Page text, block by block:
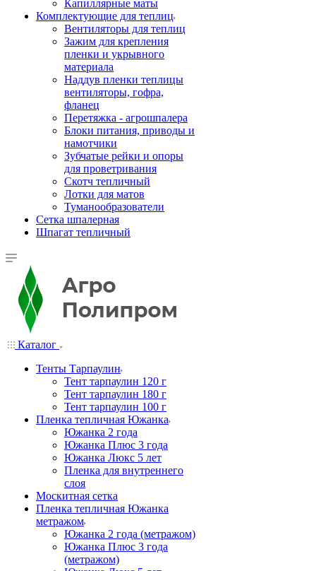
Капиллярные маты
Комплектующие для теплиц
Вентиляторы для теплиц
Зажим для крепления
пленки и укрывного
материала
Наддув пленки теплицы
вентиляторы, гофра,
фланец
Перетяжка - агрошпалера
Блоки питания, приводы и
намотчики
Зубчатые рейки и опоры
для проветривания
Скотч тепличный
Лотки для матов
Туманообразователи
Сетка шпалерная
Шпагат тепличный
Каталог
Тенты Тарпаулин
Тент тарпаулин 120 г
Тент тарпаулин 180 г
Тент тарпаулин 100 г
Пленка тепличная Южанка
Южанка 2 года
Южанка Плюс 3 года
Южанка Люкс 5 лет
Пленка для внутреннего
слоя
Москитная сетка
Пленка тепличная Южанка
метражом
Южанка 2 года (метражом)
Южанка Плюс 3 года
(метражом)